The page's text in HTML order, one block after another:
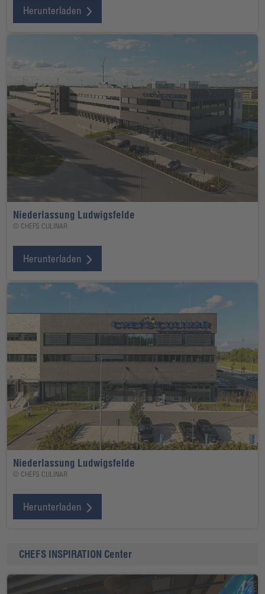
Herunterladen
Niederlassung Ludwigsfelde
© CHEFS CULINAR
Herunterladen
Niederlassung Ludwigsfelde
© CHEFS CULINAR
Herunterladen
CHEFS INSPIRATION Center